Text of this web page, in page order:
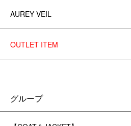
AUREY VEIL
OUTLET ITEM
グループ